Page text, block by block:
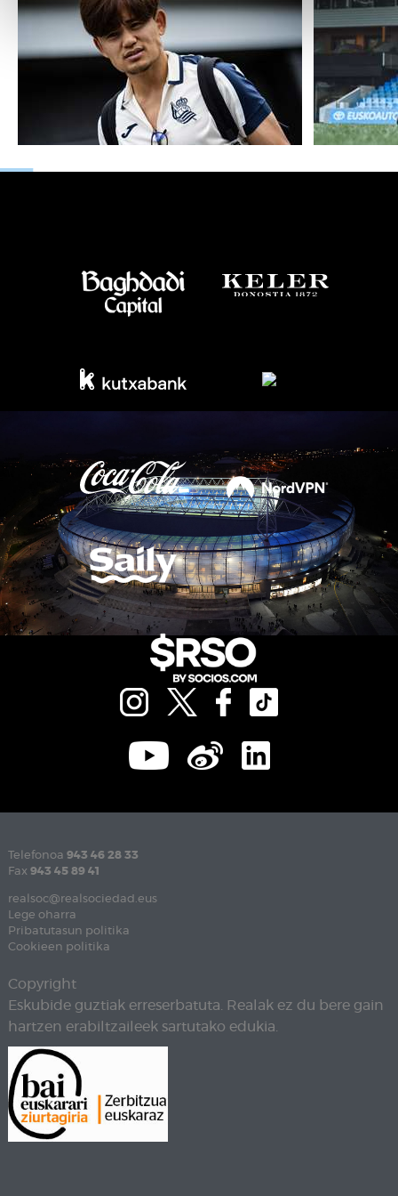
Telefonoa 943 46 28 33
Fax 943 45 89 41
realsoc@realsociedad.eus
Lege oharra
Pribatutasun politika
Cookieen politika
Copyright
Eskubide guztiak erreserbatuta. Realak ez du bere gain
hartzen erabiltzaileek sartutako edukia.